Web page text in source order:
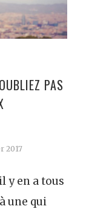
PAS
2017
y en a tous
une qui